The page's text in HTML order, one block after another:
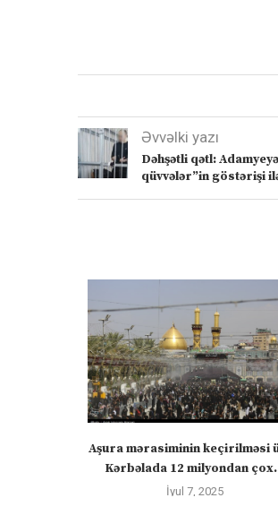
Əvvəlki yazı
Dəhşətli qətl:
qüvvələr”in göstərişi
Aşura mərasiminin keçirilməsi
Kərbəlada 12 milyondan
İyul 7, 2025